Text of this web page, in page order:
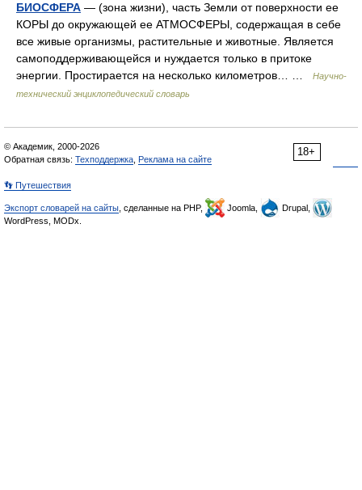
БИОСФЕРА — (зона жизни), часть Земли от поверхности ее
КОРЫ до окружающей ее АТМОСФЕРЫ, содержащая в себе
все живые организмы, растительные и животные. Является
самоподдерживающейся и нуждается только в притоке
энергии. Простирается на несколько километров… …
Научно-
технический энциклопедический словарь
18+
© Академик, 2000-2026
Обратная связь: Техподдержка Реклама на сайте
👣 Путешествия
Экспорт словарей на сайты , сделанные на PHP, Joomla,
Drupal,
WordPress, MODx.